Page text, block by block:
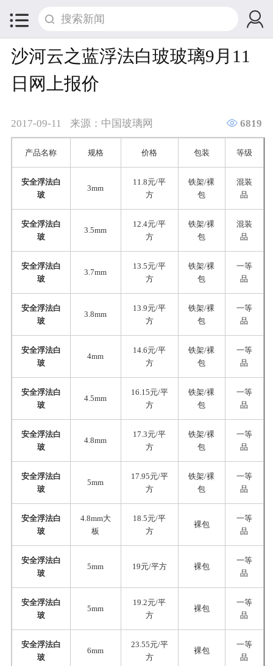
 
沙河云之蓝浮法白玻玻璃9月11
日网上报价
2017-09-11 来源：中国玻璃网  6819
产品名称 规格 价格 包装 等级
安全浮法白
玻
3mm
11.8元/平
方
铁架/裸
包
混装
品
安全浮法白
玻
3.5mm
12.4元/平
方
铁架/裸
包
混装
品
安全浮法白
玻
3.7mm
13.5元/平
方
铁架/裸
包
一等
品
安全浮法白
玻
3.8mm
13.9元/平
方
铁架/裸
包
一等
品
安全浮法白
玻
4mm
14.6元/平
方
铁架/裸
包
一等
品
安全浮法白
玻
4.5mm
16.15元/平
方
铁架/裸
包
一等
品
安全浮法白
玻
4.8mm
17.3元/平
方
铁架/裸
包
一等
品
安全浮法白
玻
5mm
17.95元/平
方
铁架/裸
包
一等
品
安全浮法白
玻
4.8mm大
板
18.5元/平
方
裸包
一等
品
安全浮法白
玻
5mm 19元/平方 裸包
一等
品
安全浮法白
玻
5mm
19.2元/平
方
裸包
一等
品
安全浮法白
玻
6mm
23.55元/平
方
裸包
一等
品